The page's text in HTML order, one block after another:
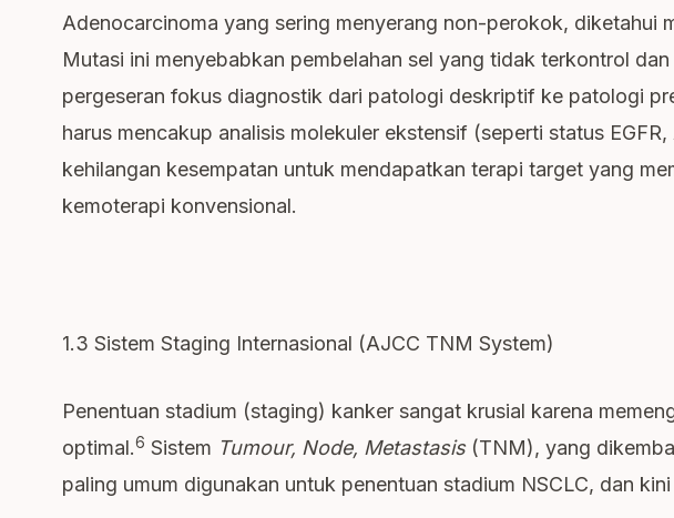
Adenocarcinoma yang sering menyerang non-perokok, diketahui
Mutasi ini menyebabkan pembelahan sel yang tidak terkontrol
pergeseran fokus diagnostik dari patologi deskriptif ke patologi
harus mencakup analisis molekuler ekstensif (seperti status
kehilangan kesempatan untuk mendapatkan terapi target yang
kemoterapi konvensional.
1.3 Sistem Staging Internasional (AJCC TNM System)
Penentuan stadium (staging) kanker sangat krusial karena
optimal.6 Sistem Tumour, Node, Metastasis(TNM), yang
paling umum digunakan untuk penentuan stadium NSCLC, dan